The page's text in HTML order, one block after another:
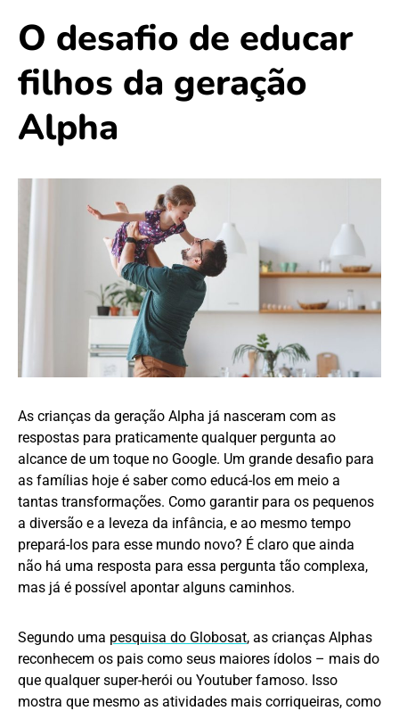
O desafio de educar
filhos da geração
Alpha
As crianças da geração Alpha já nasceram com as
respostas para praticamente qualquer pergunta ao
alcance de um toque no Google. Um grande desafio para
as famílias hoje é saber como educá-los em meio a
tantas transformações. Como garantir para os pequenos
a diversão e a leveza da infância, e ao mesmo tempo
prepará-los para esse mundo novo? É claro que ainda
não há uma resposta para essa pergunta tão complexa,
mas já é possível apontar alguns caminhos.
Segundo uma pesquisa do Globosat, as crianças Alphas
reconhecem os pais como seus maiores ídolos – mais do
que qualquer super-herói ou Youtuber famoso. Isso
mostra que mesmo as atividades mais corriqueiras, como